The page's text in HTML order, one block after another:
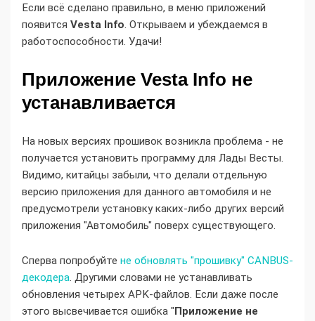
Если всё сделано правильно, в меню приложений
появится Vesta Info. Открываем и убеждаемся в
работоспособности. Удачи!
Приложение Vesta Info не
устанавливается
На новых версиях прошивок возникла проблема - не
получается установить программу для Лады Весты.
Видимо, китайцы забыли, что делали отдельную
версию приложения для данного автомобиля и не
предусмотрели установку каких-либо других версий
приложения "Автомобиль" поверх существующего.
Сперва попробуйте не обновлять "прошивку" CANBUS-
декодера. Другими словами не устанавливать
обновления четырех APK-файлов. Если даже после
этого высвечивается ошибка "Приложение не